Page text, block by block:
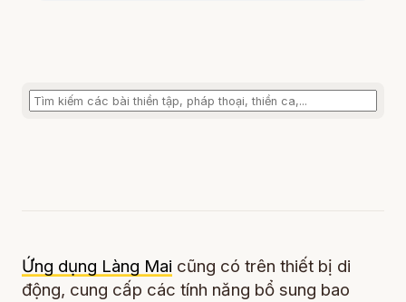
Ứng dụng Làng Mai cũng có trên thiết bị di
động, cung cấp các tính năng bổ sung bao